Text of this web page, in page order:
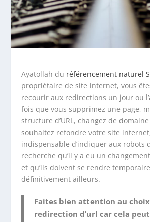
Ayatollah du référencement naturel
propriétaire de site internet, vous
recourir aux redirections un jour ou
fois que vous supprimez une page,
structure d’URL, changez de
souhaitez refondre votre site
indispensable d’indiquer aux robots
recherche qu’il y a eu un
et qu’ils doivent se rendre
définitivement ailleurs.
Faites bien attention au
redirection d’url car cela